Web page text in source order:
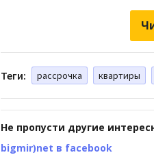
Теги: рассрочка квартиры
Не пропусти другие
bigmir)net в facebook